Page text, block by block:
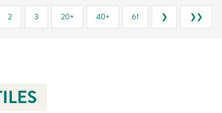
2 3 20+ 40+ 61 ❯ ❯❯